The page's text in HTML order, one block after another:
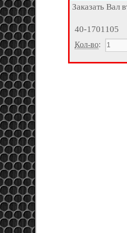
Заказать Вал
40-1701105
Кол-во: